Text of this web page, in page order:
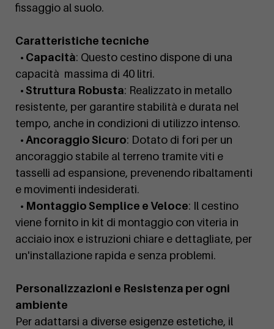
fissaggio al suolo.
Caratteristiche tecniche
• Capacità: Questo cestino dispone di una
capacità massima di 40 litri.
• Struttura Robusta: Realizzato in metallo
resistente, per garantire stabilità e durata nel
tempo, anche in condizioni di utilizzo intenso.
• Ancoraggio Sicuro: Dotato di fori per un
ancoraggio stabile al terreno tramite viti e
tasselli ad espansione, prevenendo ribaltamenti
e movimenti indesiderati.
• Montaggio Semplice e Veloce: Il cestino
viene fornito in kit di montaggio con viteria in
acciaio inox e istruzioni chiare e dettagliate, per
un'installazione rapida e senza problemi.
Personalizzazioni e Resistenza per ogni
ambiente
Per adattarsi a diverse esigenze estetiche, il